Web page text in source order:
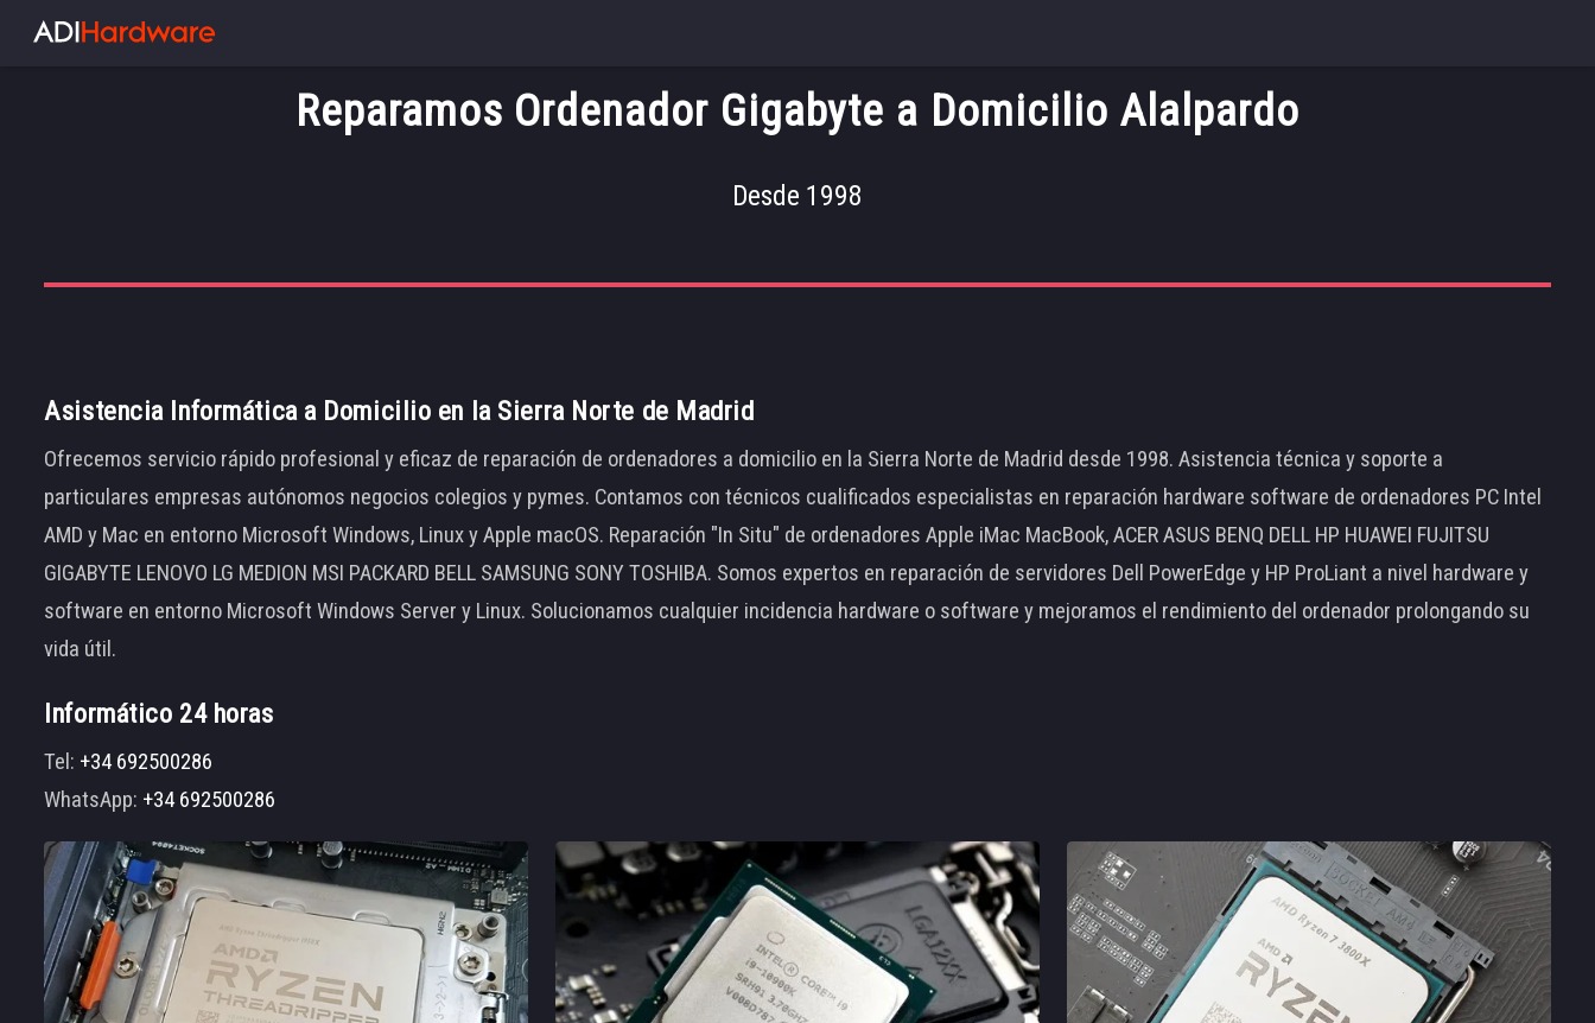
Reparamos Ordenador Gigabyte a Domicilio Alalpardo
Desde 1998
Asistencia Informática a Domicilio en la Sierra Norte de Madrid
Ofrecemos servicio rápido profesional y eficaz de reparación de ordenadores a domicilio en la Sierra Norte de Madrid desde 1998. Asistencia técnica y soporte a
particulares empresas autónomos negocios colegios y pymes. Contamos con técnicos cualificados especialistas en reparación hardware software de ordenadores PC Intel
AMD y Mac en entorno Microsoft Windows, Linux y Apple macOS. Reparación "In Situ" de ordenadores Apple iMac MacBook, ACER ASUS BENQ DELL HP HUAWEI FUJITSU
GIGABYTE LENOVO LG MEDION MSI PACKARD BELL SAMSUNG SONY TOSHIBA. Somos expertos en reparación de servidores Dell PowerEdge y HP ProLiant a nivel hardware y
software en entorno Microsoft Windows Server y Linux. Solucionamos cualquier incidencia hardware o software y mejoramos el rendimiento del ordenador prolongando su
vida útil.
Informático 24 horas
Tel: +34 692500286
WhatsApp: +34 692500286